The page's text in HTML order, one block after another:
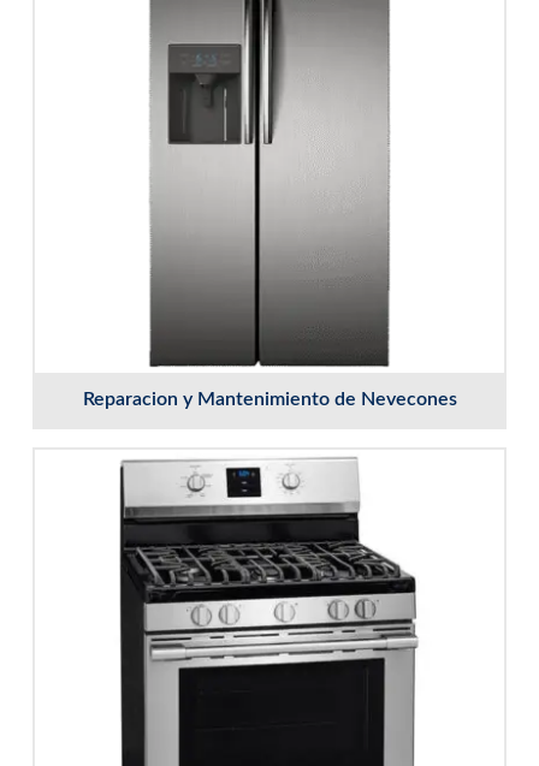
Reparacion y Mantenimiento de Nevecones